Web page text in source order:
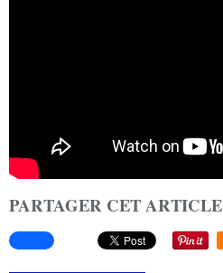
PARTAGER CET ARTICLE